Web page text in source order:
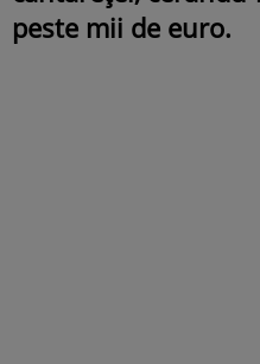
peste mii de euro.